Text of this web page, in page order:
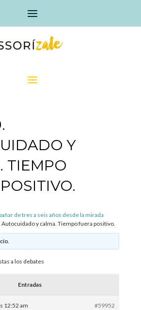
Y
TIEMPO
de tres a seis años desde la mirada
Autocuidado y calma. Tiempo fuera positivo.
a los debates
Entradas
12:52 am #59952